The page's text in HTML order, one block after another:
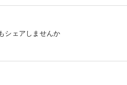
シェアしませんか